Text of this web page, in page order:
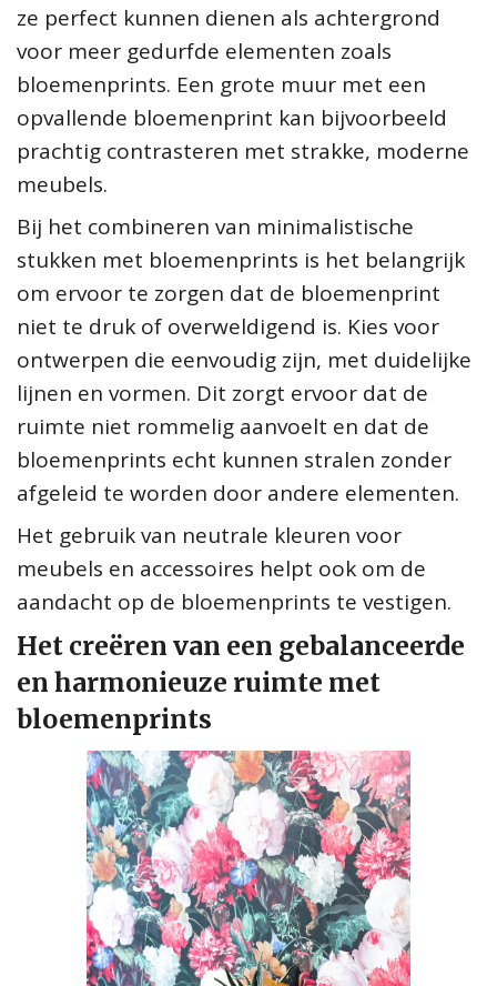
ze perfect kunnen dienen als achtergrond
voor meer gedurfde elementen zoals
bloemenprints. Een grote muur met een
opvallende bloemenprint kan bijvoorbeeld
prachtig contrasteren met strakke, moderne
meubels.
Bij het combineren van minimalistische
stukken met bloemenprints is het belangrijk
om ervoor te zorgen dat de bloemenprint
niet te druk of overweldigend is. Kies voor
ontwerpen die eenvoudig zijn, met duidelijke
lijnen en vormen. Dit zorgt ervoor dat de
ruimte niet rommelig aanvoelt en dat de
bloemenprints echt kunnen stralen zonder
afgeleid te worden door andere elementen.
Het gebruik van neutrale kleuren voor
meubels en accessoires helpt ook om de
aandacht op de bloemenprints te vestigen.
Het creëren van een gebalanceerde
en harmonieuze ruimte met
bloemenprints